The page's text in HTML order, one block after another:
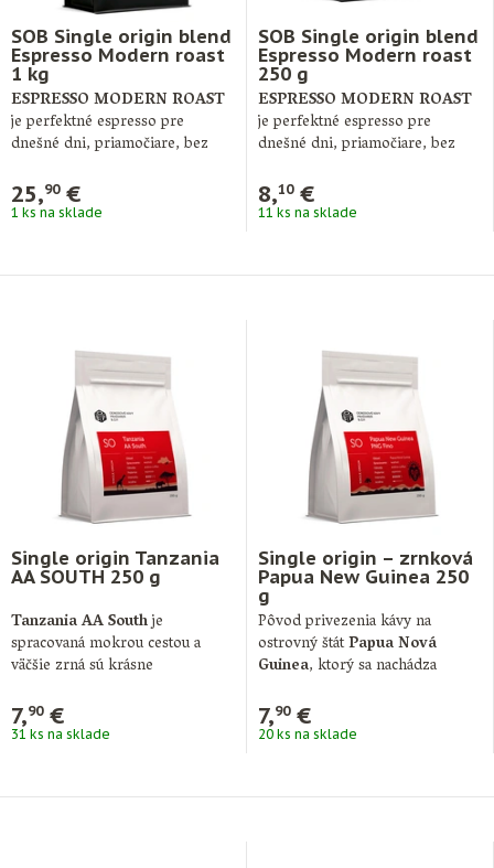
SOB Single origin blend
Espresso Modern roast
1 kg
ESPRESSO MODERN ROAST
je perfektné espresso pre
dnešné dni, priamočiare, bez
25,90€
1 ks na sklade
SOB Single origin blend
Espresso Modern roast
250 g
ESPRESSO MODERN ROAST
je perfektné espresso pre
dnešné dni, priamočiare, bez
8,10€
11 ks na sklade
Single origin Tanzania
AA SOUTH 250 g
Tanzania AA Southje
spracovaná mokrou cestou a
väčšie zrná sú krásne
7,90€
31 ks na sklade
Single origin – zrnková
Papua New Guinea 250
g
Pôvod privezenia kávy na
ostrovný štátPapua Nová
Guinea, ktorý sa nachádza
7,90€
20 ks na sklade